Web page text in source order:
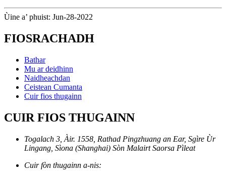
Ùine a’ phuist: Jun-28-2022
FIOSRACHADH
Bathar
Mu ar deidhinn
Naidheachdan
Ceistean Cumanta
Cuir fios thugainn
CUIR FIOS THUGAINN
Togalach 3, Àir. 1558, Rathad Pingzhuang an Ear, Sgìre Ùr
Lingang, Sìona (Shanghai) Sòn Malairt Saorsa Pìleat
Cuir fòn thugainn a-nis: